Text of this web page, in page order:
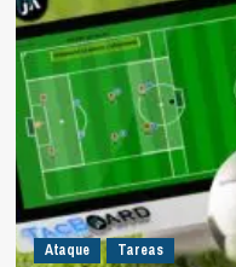
Ataque Tareas